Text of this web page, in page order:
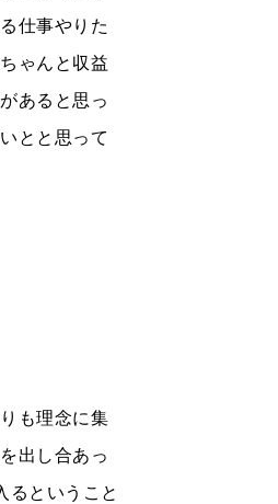
仕事やりた
ゃんと収益
あると思っ
とと思って
も理念に集
出し合あっ
るということ